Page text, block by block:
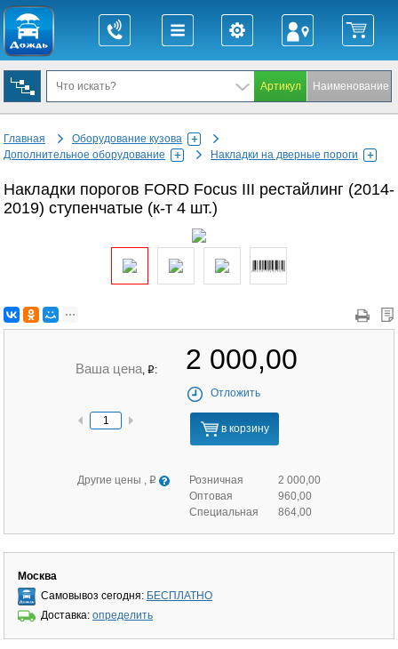
Главная
Оборудование кузова
Дополнительное оборудование
Накладки на дверные пороги
Накладки порогов FORD Focus III рестайлинг (2014-
2019) ступенчатые (к-т 4 шт.)
Ваша цена, q : 2 000,00
Отложить
в корзину
Другие цены , q Розничная
2 000,00
Оптовая
960,00
Специальная
864,00
Москва
Самовывоз сегодня: БЕСПЛАТНО
Доставка: определить